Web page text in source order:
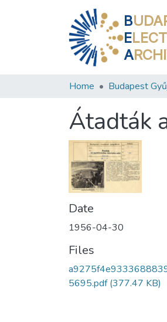
B
E
A
Home Budapest
Átadták
Date
1956-04-30
Files
5695.pdf(377.47 KB)